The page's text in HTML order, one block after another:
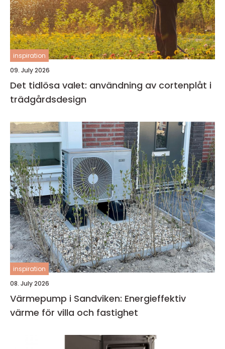
inspiration
09. July 2026
Det tidlösa valet: användning av cortenplåt i
trädgårdsdesign
inspiration
08. July 2026
Värmepump i Sandviken: Energieffektiv
värme för villa och fastighet